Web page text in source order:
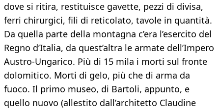
dove si ritira, restituisce gavette, pezzi di divisa,
ferri chirurgici, fili di reticolato, tavole in quantità.
Da quella parte della montagna c’era l’esercito del
Regno d’Italia, da quest’altra le armate dell’Impero
Austro-Ungarico. Più di 15 mila i morti sul fronte
dolomitico. Morti di gelo, più che di arma da
fuoco. Il primo museo, di Bartoli, appunto, e
quello nuovo (allestito dall’architetto Claudine